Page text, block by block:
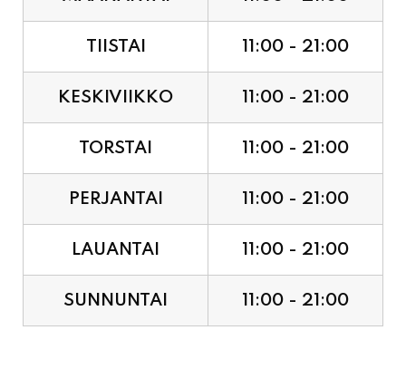
TIISTAI 11:00 - 21:00
KESKIVIIKKO 11:00 - 21:00
TORSTAI 11:00 - 21:00
PERJANTAI 11:00 - 21:00
LAUANTAI 11:00 - 21:00
SUNNUNTAI 11:00 - 21:00